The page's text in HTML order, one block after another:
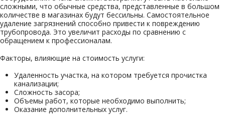
сложными, что обычные средства, представленные в большом
количестве в магазинах будут бессильны. Самостоятельное
удаление загрязнений способно привести к повреждению
трубопровода. Это увеличит расходы по сравнению с
обращением к профессионалам.
Факторы, влияющие на стоимость услуги:
Удаленность участка, на котором требуется прочистка
канализации;
Сложность засора;
Объемы работ, которые необходимо выполнить;
Оказание дополнительных услуг.